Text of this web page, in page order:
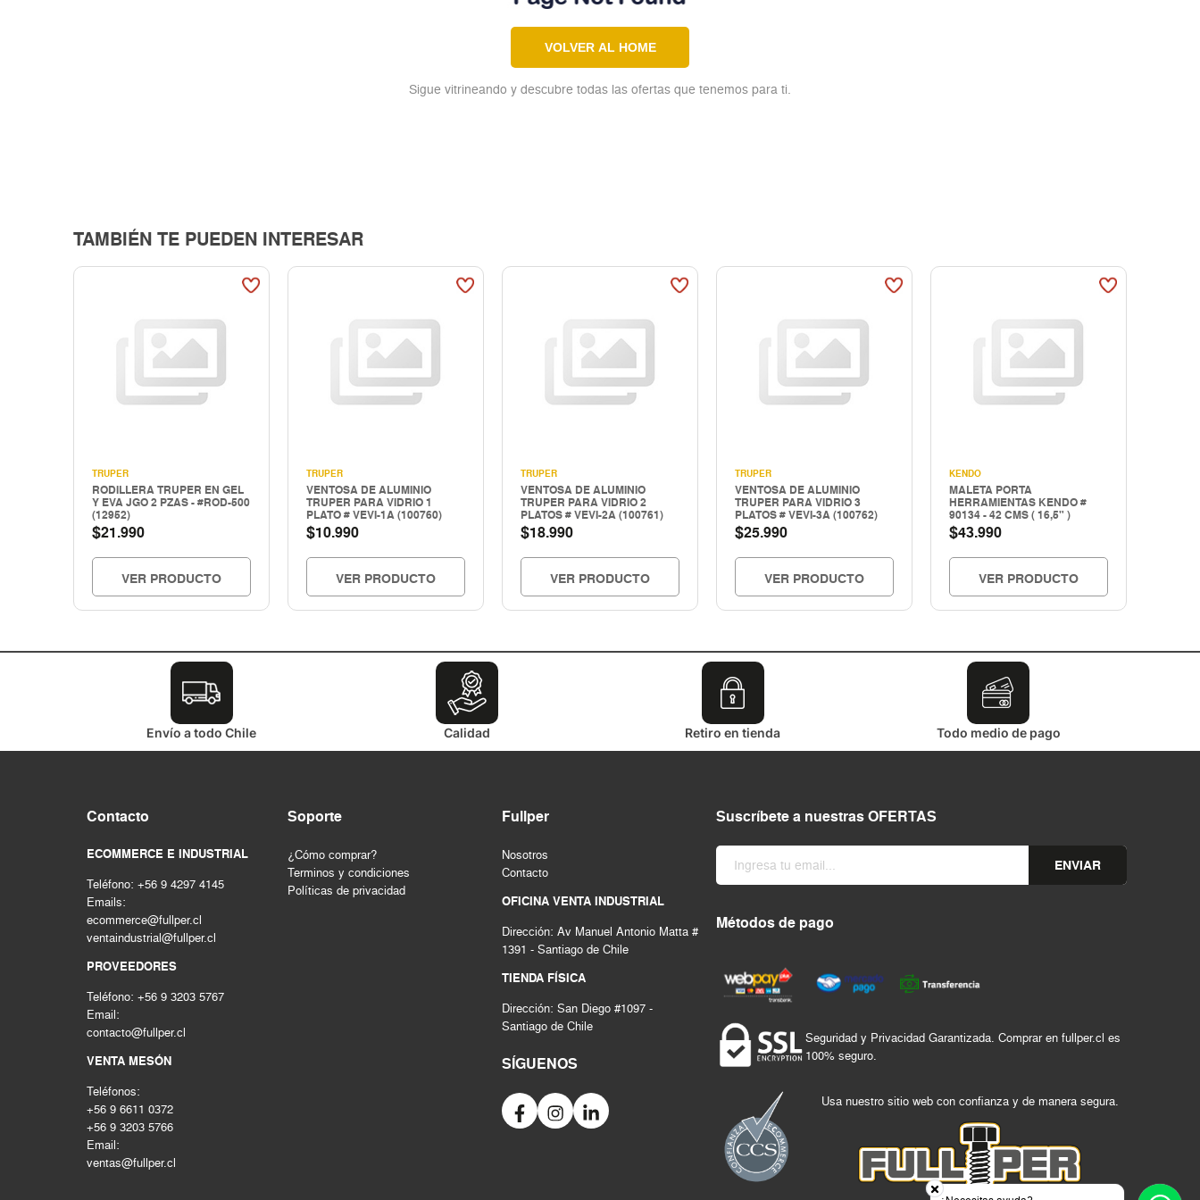
VOLVER AL HOME
Sigue vitrineando y descubre todas las ofertas que tenemos para ti.
TAMBIÉN TE PUEDEN INTERESAR
TRUPER
RODILLERA TRUPER EN GEL
Y EVA JGO 2 PZAS - #ROD-500
(12952)
$21.990
VER PRODUCTO
TRUPER
VENTOSA DE ALUMINIO
TRUPER PARA VIDRIO 1
PLATO # VEVI-1A (100760)
$10.990
VER PRODUCTO
TRUPER
VENTOSA DE ALUMINIO
TRUPER PARA VIDRIO 2
PLATOS # VEVI-2A (100761)
$18.990
VER PRODUCTO
TRUPER
VENTOSA DE ALUMINIO
TRUPER PARA VIDRIO 3
PLATOS # VEVI-3A (100762)
$25.990
VER PRODUCTO
KENDO
MALETA PORTA
HERRAMIENTAS KENDO #
90134 - 42 CMS ( 16,5" )
$43.990
VER PRODUCTO
Envío a todo Chile Calidad Retiro en tienda Todo medio de pago
Contacto
ECOMMERCE E INDUSTRIAL
Teléfono: +56 9 4297 4145
Emails:
ecommerce@fullper.cl
ventaindustrial@fullper.cl
PROVEEDORES
Teléfono: +56 9 3203 5767
Email:
contacto@fullper.cl
VENTA MESÓN
Teléfonos:
+56 9 6611 0372
+56 9 3203 5766
Email:
ventas@fullper.cl
Soporte
¿Cómo comprar?
Terminos y condiciones
Políticas de privacidad
Fullper
Nosotros
Contacto
OFICINA VENTA INDUSTRIAL
Dirección: Av Manuel Antonio Matta #
1391 - Santiago de Chile
TIENDA FÍSICA
Dirección: San Diego #1097 -
Santiago de Chile
SÍGUENOS
Suscríbete a nuestras OFERTAS
ENVIAR
Métodos de pago
Seguridad y Privacidad Garantizada. Comprar en fullper.cl es
100% seguro.
Usa nuestro sitio web con confianza y de manera segura.